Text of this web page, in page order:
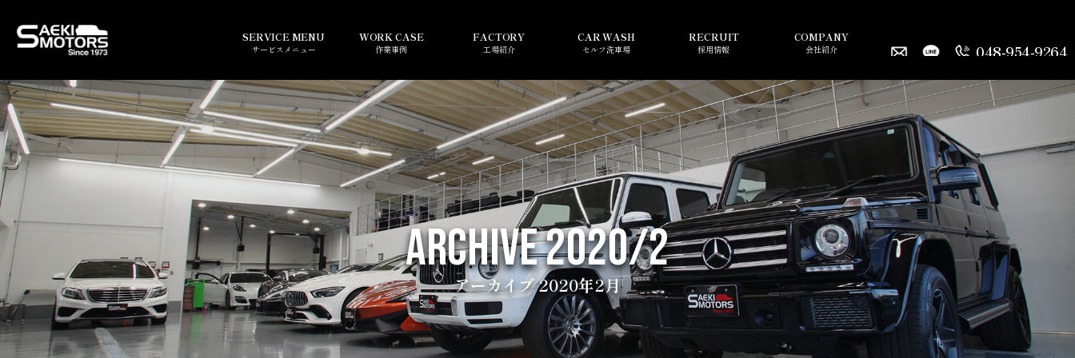
SERVICE MENU
サービスメニュー
WORK CASE
作業事例
FACTORY
工場紹介
CAR WASH
セルフ洗車場
RECRUIT
採用情報
COMPANY
会社紹介
ARCHIVE 2020/2
アーカイブ 2020年2月
048-954-9264